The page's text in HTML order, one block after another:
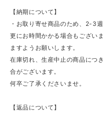
【納期について】
・お取り寄せ商品のため、2-3
更にお時間かかる場合もござい
ますようお願いします。
在庫切れ、生産中止の商品につ
合がございます。
何卒ご了承くださいませ。
【返品について】